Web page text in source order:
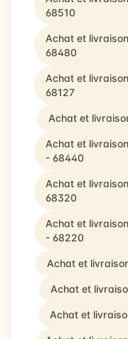
68510
Achat et
68480
Achat et
68127
Achat et
Achat et
- 68440
Achat et
68320
Achat et
- 68220
Achat et
Achat et
Achat et